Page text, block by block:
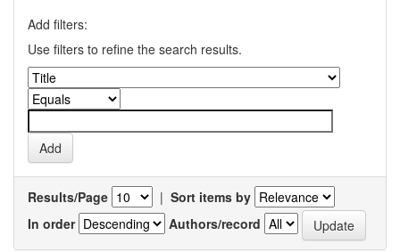
Add filters:
Use filters to refine the search results.
Results/Page | Sort items by
In order
Authors/record